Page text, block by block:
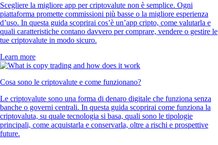
Scegliere la migliore app per criptovalute non è semplice. Ogni
piattaforma promette commissioni più basse o la migliore esperienza
d’uso. In questa guida scoprirai cos’è un’app cripto, come valutarla e
quali caratteristiche contano davvero per comprare, vendere o gestire le
tue criptovalute in modo sicuro.
Learn more
Cosa sono le criptovalute e come funzionano?
Le criptovalute sono una forma di denaro digitale che funziona senza
banche o governi centrali. In questa guida scoprirai come funziona la
criptovaluta, su quale tecnologia si basa, quali sono le tipologie
principali, come acquistarla e conservarla, oltre a rischi e prospettive
future.